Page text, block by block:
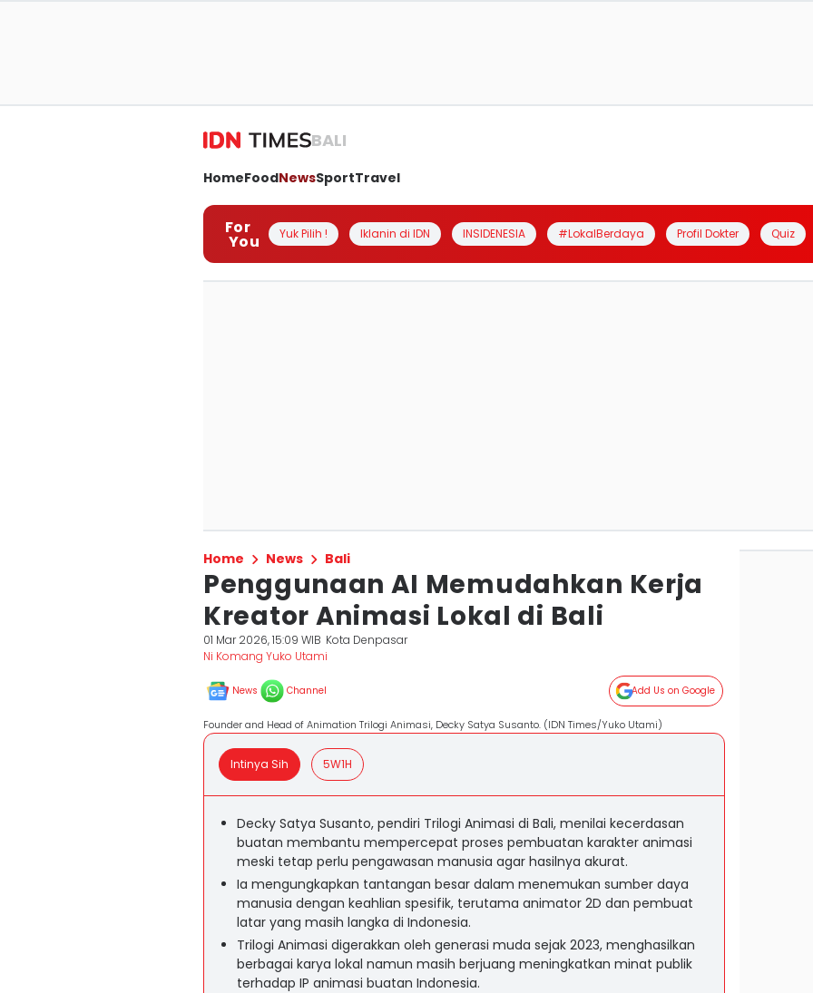
BALI
HomeFoodNewsSportTravel
For
You Yuk Pilih ! Iklanin di IDN INSIDENESIA #LokalBerdaya Profil Dokter Quiz
Home News Bali
Penggunaan AI Memudahkan Kerja
Kreator Animasi Lokal di Bali
01 Mar 2026, 15:09 WIB Kota Denpasar
Ni Komang Yuko Utami
News Channel Add Us on Google
Founder and Head of Animation Trilogi Animasi, Decky Satya Susanto. (IDN Times/Yuko Utami)
Intinya Sih 5W1H
Decky Satya Susanto, pendiri Trilogi Animasi di Bali, menilai kecerdasan
buatan membantu mempercepat proses pembuatan karakter animasi
meski tetap perlu pengawasan manusia agar hasilnya akurat.
Ia mengungkapkan tantangan besar dalam menemukan sumber daya
manusia dengan keahlian spesifik, terutama animator 2D dan pembuat
latar yang masih langka di Indonesia.
Trilogi Animasi digerakkan oleh generasi muda sejak 2023, menghasilkan
berbagai karya lokal namun masih berjuang meningkatkan minat publik
terhadap IP animasi buatan Indonesia.